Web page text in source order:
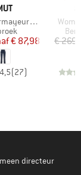
SO Pants
prijs
€ 87,98
4,5(27)
Artikel
€
directeur